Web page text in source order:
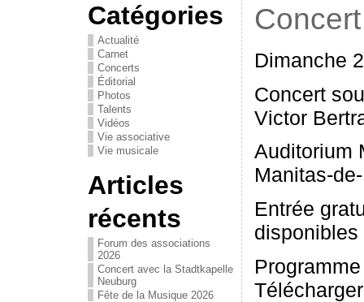
Catégories
Actualité
Carnet
Concerts
Éditorial
Photos
Talents
Vidéos
Vie associative
Vie musicale
Articles
récents
Forum des associations
2026
Concert avec la Stadtkapelle
Neuburg
Fête de la Musique 2026
Dimanche
Concert
Victor
Auditorium
Manitas-
Entrée
Programme